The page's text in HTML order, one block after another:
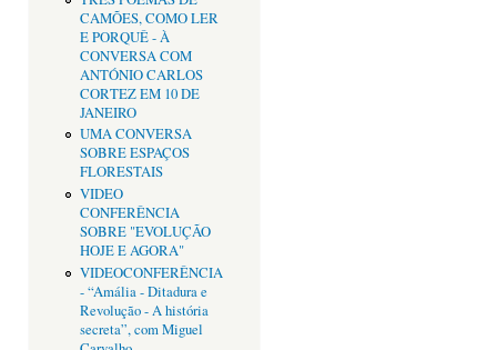
CAMÕES, COMO LER
E PORQUÊ - À
CONVERSA COM
ANTÓNIO CARLOS
CORTEZ EM 10 DE
JANEIRO
UMA CONVERSA
SOBRE ESPAÇOS
FLORESTAIS
VIDEO
CONFERÊNCIA
SOBRE "EVOLUÇÃO
HOJE E AGORA"
VIDEOCONFERÊNCIA
- “Amália - Ditadura e
Revolução - A história
secreta”, com Miguel